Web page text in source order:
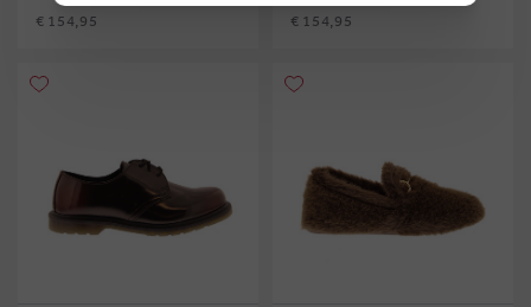
€ 154,95 € 154,95